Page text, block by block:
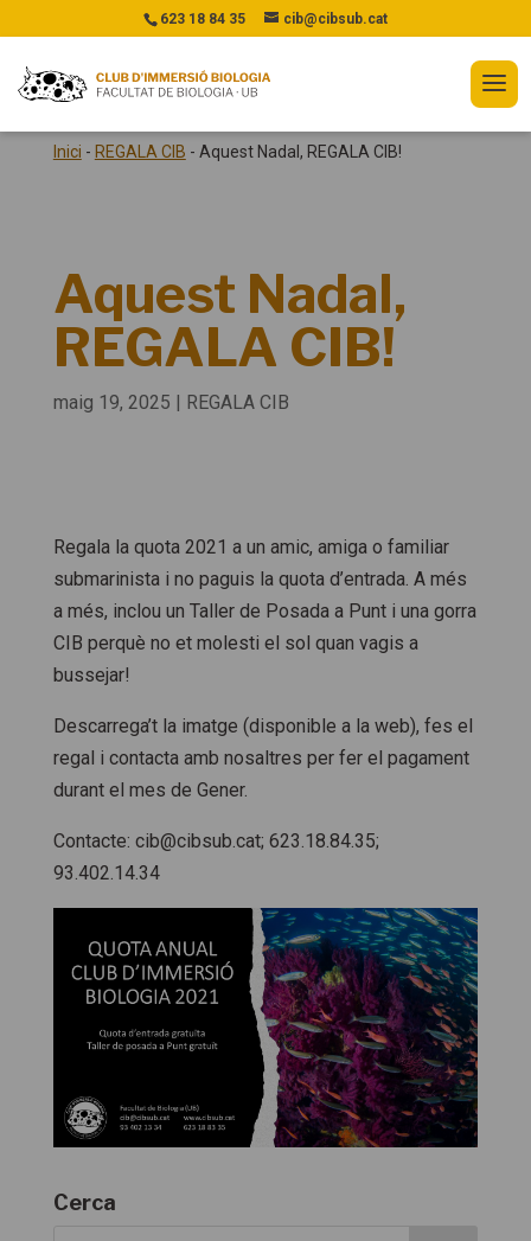
623 18 84 35 cib@cibsub.cat
Inici - REGALA CIB - Aquest Nadal, REGALA CIB!
Aquest Nadal,
REGALA CIB!
maig 19, 2025 | REGALA CIB
Regala la quota 2021 a un amic, amiga o familiar
submarinista i no paguis la quota d’entrada. A més
a més, inclou un Taller de Posada a Punt i una gorra
CIB perquè no et molesti el sol quan vagis a
bussejar!
Descarrega’t la imatge (disponible a la web), fes el
regal i contacta amb nosaltres per fer el pagament
durant el mes de Gener.
Contacte: cib@cibsub.cat; 623.18.84.35;
93.402.14.34
Cerca